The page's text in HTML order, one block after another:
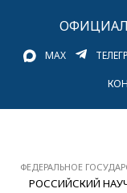
MAX
ФЕДЕРАЛЬНОЕ
РОССИЙСКИЙ